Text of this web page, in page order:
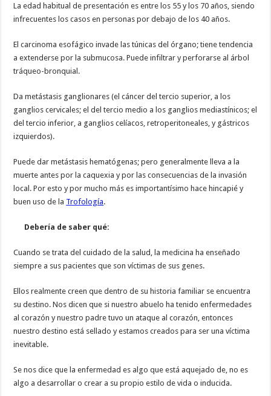
La edad habitual de presentación es entre los 55 y los 70 años, siendo
infrecuentes los casos en personas por debajo de los 40 años.
El carcinoma esofágico invade las túnicas del órgano; tiene tendencia
a extenderse por la submucosa. Puede infiltrar y perforarse al árbol
tráqueo-bronquial.
Da metástasis ganglionares (el cáncer del tercio superior, a los
ganglios cervicales; el del tercio medio a los ganglios mediastínicos; el
del tercio inferior, a ganglios celíacos, retroperitoneales, y gástricos
izquierdos).
Puede dar metástasis hematógenas; pero generalmente lleva a la
muerte antes por la caquexia y por las consecuencias de la invasión
local. Por esto y por mucho más es importantísimo hace hincapié y
buen uso de la Trofología.
Debería de saber qué:
Cuando se trata del cuidado de la salud, la medicina ha enseñado
siempre a sus pacientes que son víctimas de sus genes.
Ellos realmente creen que dentro de su historia familiar se encuentra
su destino. Nos dicen que si nuestro abuelo ha tenido enfermedades
al corazón y nuestro padre tuvo un ataque al corazón, entonces
nuestro destino está sellado y estamos creados para ser una víctima
inevitable.
Se nos dice que la enfermedad es algo que está aquejado de, no es
algo a desarrollar o crear a su propio estilo de vida o inducida.